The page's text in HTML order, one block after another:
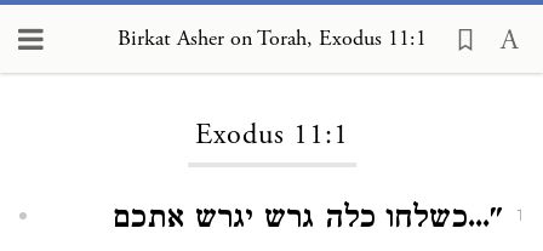
Birkat Asher on Torah, Exodus 11:1
Exodus 11:1
1
"...כשלחו כלה גרש יגרש אתכם